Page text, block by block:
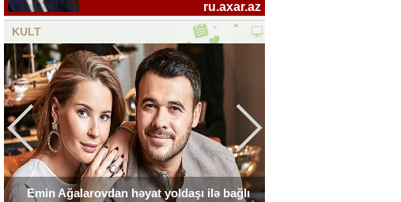
KULT
Emin Ağalarovdan həyat yoldaşı ilə bağlı